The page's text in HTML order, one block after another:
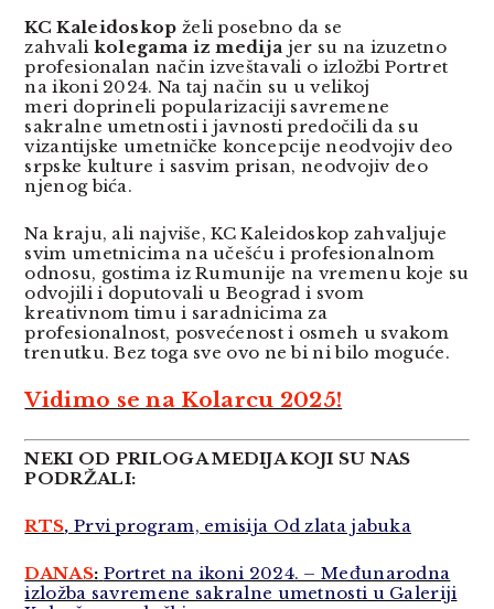
KC Kaleidoskop želi posebno da se
zahvali kolegama iz medija jer su na izuzetno
profesionalan način izveštavali o izložbi Portret
na ikoni 2024. Na taj način su u velikoj
meri doprineli popularizaciji savremene
sakralne umetnosti i javnosti predočili da su
vizantijske umetničke koncepcije neodvojiv deo
srpske kulture i sasvim prisan, neodvojiv deo
njenog bića.
Na kraju, ali najviše, KC Kaleidoskop zahvaljuje
svim umetnicima na učešću i profesionalnom
odnosu, gostima iz Rumunije na vremenu koje su
odvojili i doputovali u Beograd i svom
kreativnom timu i saradnicima za
profesionalnost, posvećenost i osmeh u svakom
trenutku. Bez toga sve ovo ne bi ni bilo moguće.
Vidimo se na Kolarcu 2025!
NEKI OD PRILOGA MEDIJA KOJI SU NAS
PODRŽALI:
RTS, Prvi program, emisija Od zlata jabuka
DANAS: Portret na ikoni 2024. – Međunarodna
izložba savremene sakralne umetnosti u Galeriji